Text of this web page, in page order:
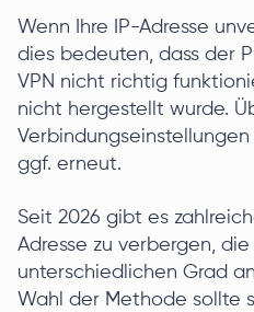
Wenn Ihre IP-Adresse
dies bedeuten, dass der
VPN nicht richtig
nicht hergestellt wurde.
ggf. erneut.
Seit 2026 gibt es
Adresse zu verbergen,
unterschiedlichen Grad
Wahl der Methode sollte